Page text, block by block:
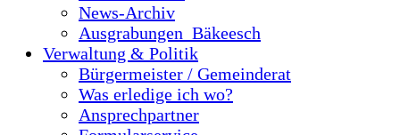
News-Archiv
Ausgrabungen_Bäkeesch
Verwaltung & Politik
Bürgermeister / Gemeinderat
Was erledige ich wo?
Ansprechpartner